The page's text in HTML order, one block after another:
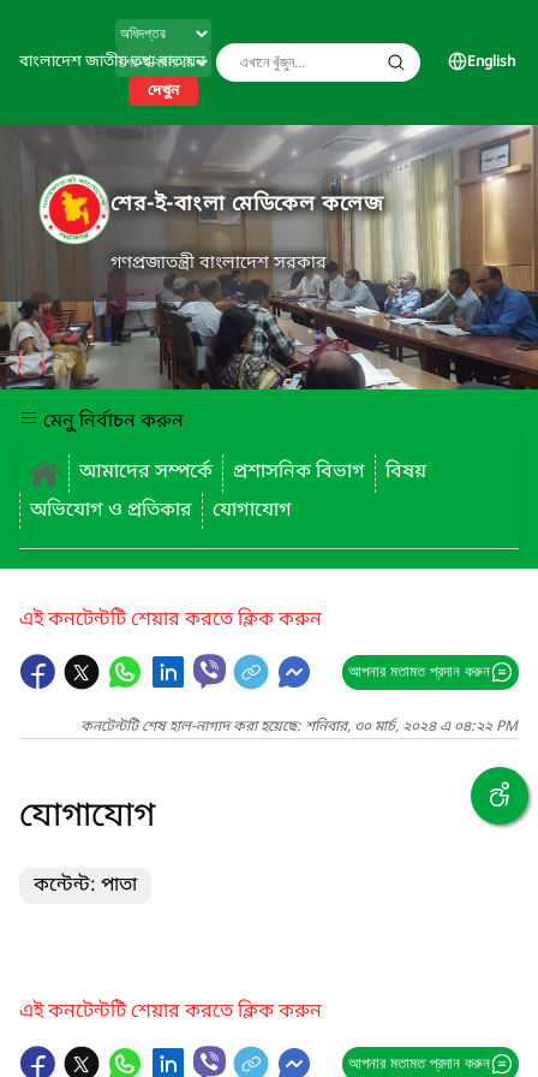
বাংলাদেশ জাতীয় তথ্য বাতায়ন
দেখুন
English
শের-ই-বাংলা মেডিকেল কলেজ
গণপ্রজাতন্ত্রী বাংলাদেশ সরকার
মেনু নির্বাচন করুন
আমাদের সম্পর্কে
প্রশাসনিক বিভাগ
বিষয়
অভিযোগ ও প্রতিকার
যোগাযোগ
এই কনটেন্টটি শেয়ার করতে ক্লিক করুন
আপনার মতামত প্রদান করুন
কনটেন্টটি শেষ হাল-নাগাদ করা হয়েছে: শনিবার, ৩০ মার্চ, ২০২৪ এ ০৪:২২ PM
যোগাযোগ
কন্টেন্ট: পাতা
এই কনটেন্টটি শেয়ার করতে ক্লিক করুন
আপনার মতামত প্রদান করুন